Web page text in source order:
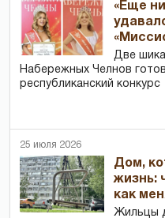
«Еще
Две
Набережных Челнов
республиканский конкурс
25 июля 2026
Дом,
жизнь:
как
Жильцы